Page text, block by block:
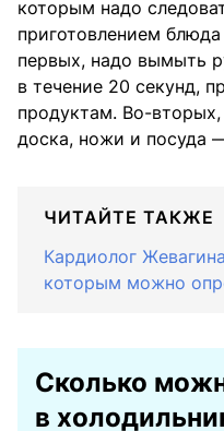
которым надо
приготовлением
первых, надо вымыть
в течение 20 секунд,
продуктам. Во-вторых,
доска, ножи и посуда
ЧИТАЙТЕ ТАКЖЕ
Кардиолог
которым можно
Сколько
в